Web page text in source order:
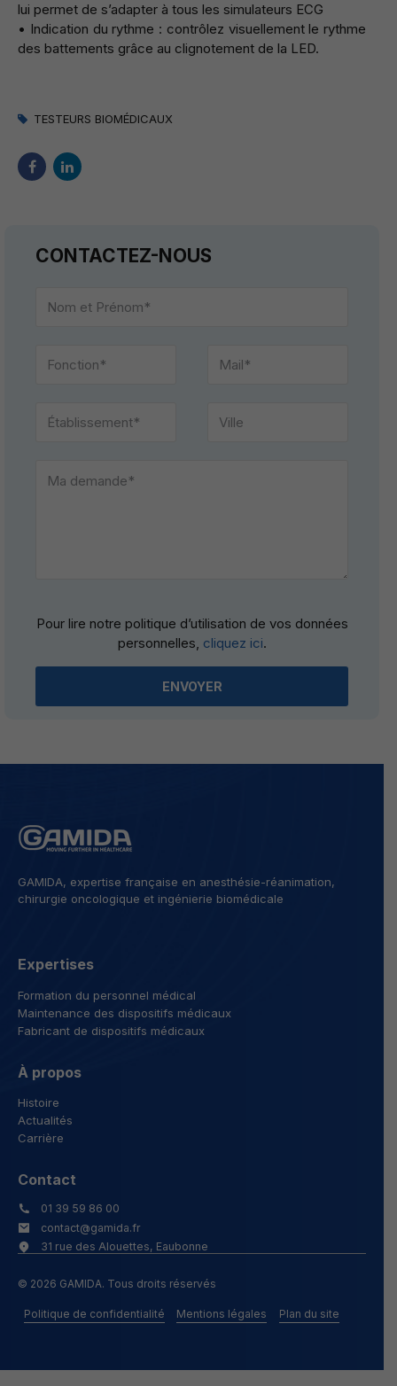
lui permet de s’adapter à tous les simulateurs ECG
• Indication du rythme : contrôlez visuellement le rythme
des battements grâce au clignotement de la LED.
TESTEURS BIOMÉDICAUX
CONTACTEZ-NOUS
leave
field
Pour lire notre politique d’utilisation de vos données
personnelles, cliquez ici.
GAMIDA, expertise française en anesthésie-réanimation,
chirurgie oncologique et ingénierie biomédicale
Expertises
Formation du personnel médical
Maintenance des dispositifs médicaux
Fabricant de dispositifs médicaux
À propos
Histoire
Actualités
Carrière
Contact
01 39 59 86 00
contact@gamida.fr
31 rue des Alouettes, Eaubonne
© 2026 GAMIDA. Tous droits réservés
Politique de confidentialité Mentions légales Plan du site